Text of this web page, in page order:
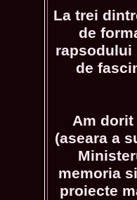
La trei
de
rapsodului
de
Am
(aseara a
memoria
proiecte